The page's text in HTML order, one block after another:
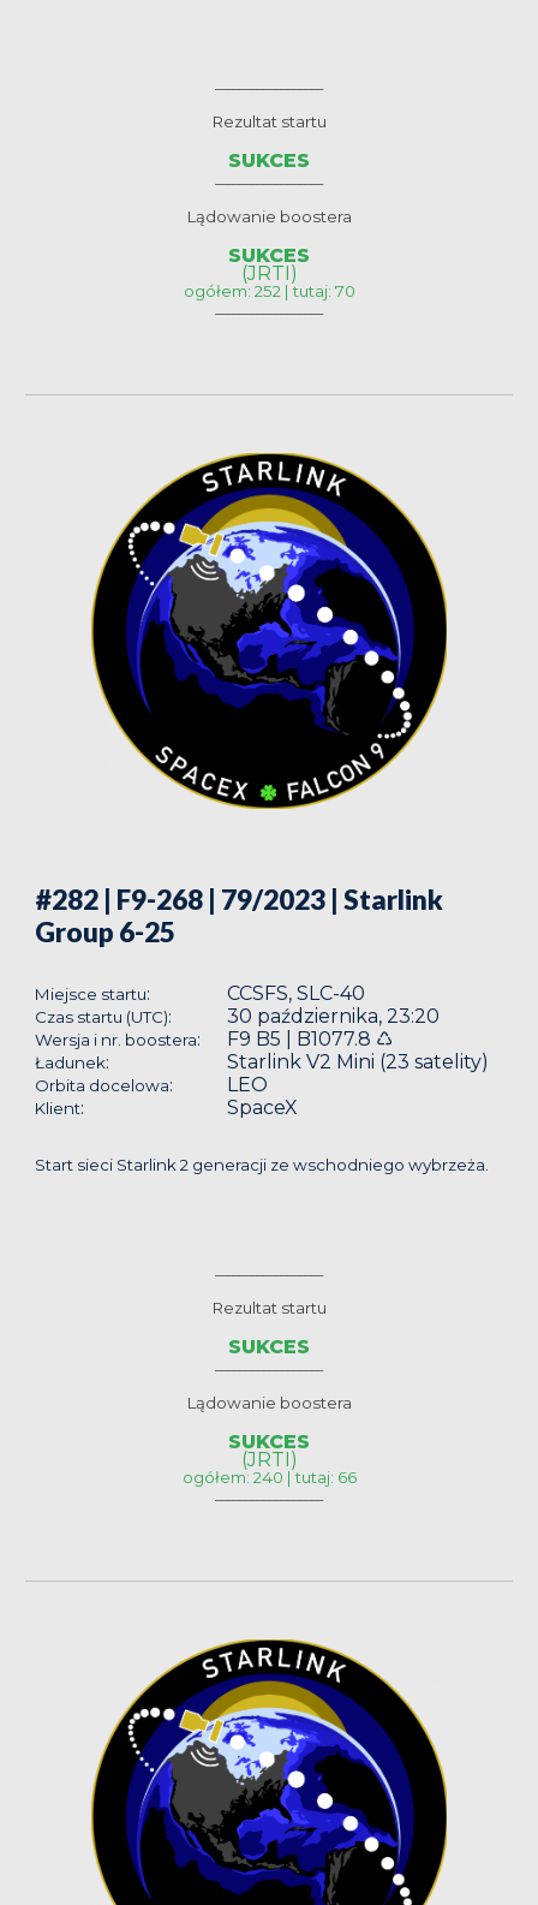
Rezultat startu
SUKCES
Lądowanie boostera
SUKCES
(JRTI)
ogółem: 252 | tutaj: 70
#282 | F9-268 | 79/2023 | Starlink
Group 6-25
Miejsce startu: CCSFS, SLC-40
Czas startu (UTC): 30 października, 23:20
Wersja i nr. boostera: F9 B5 | B1077.8 ♺
Ładunek: Starlink V2 Mini (23 satelity)
Orbita docelowa: LEO
Klient: SpaceX
Start sieci Starlink 2 generacji ze wschodniego wybrzeża.
Rezultat startu
SUKCES
Lądowanie boostera
SUKCES
(JRTI)
ogółem: 240 | tutaj: 66